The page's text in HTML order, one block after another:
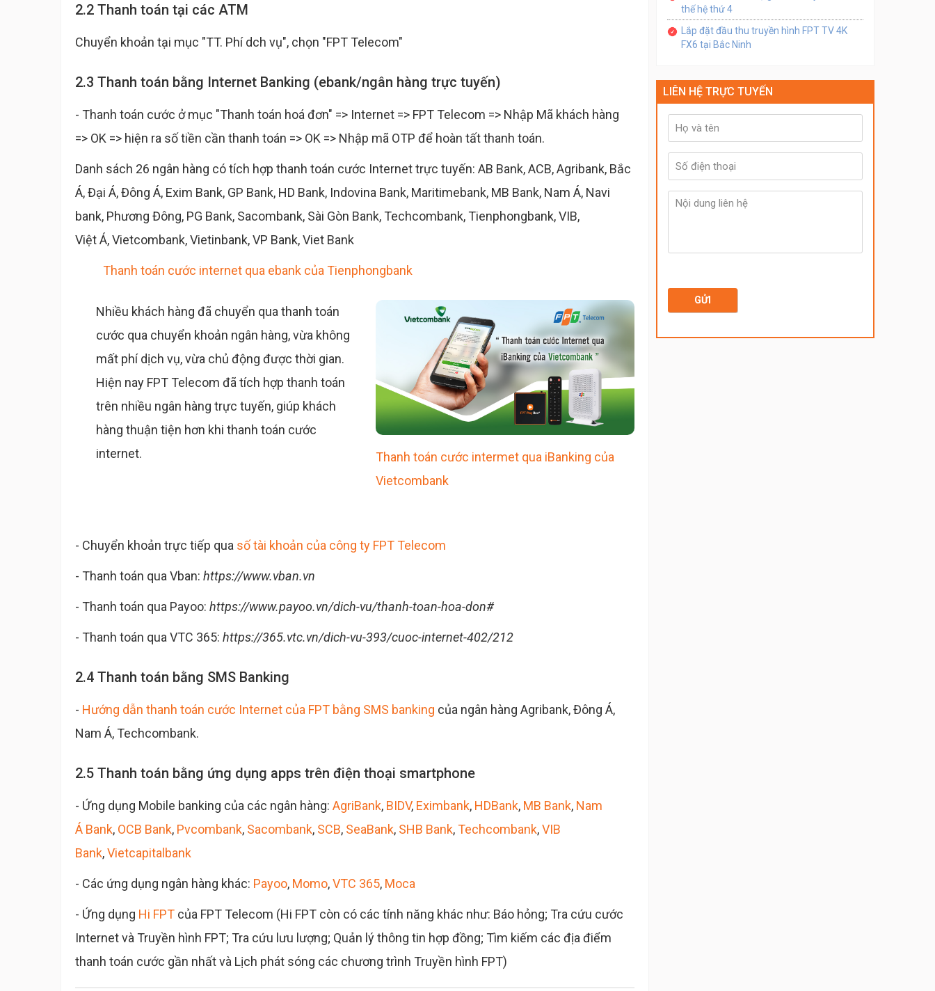
2.2 Thanh toán tại các ATM
Chuyển khoản tại mục "TT. Phí dch vụ", chọn "FPT Telecom"
2.3 Thanh toán bằng Internet Banking (ebank/ngân hàng trực tuyến)
- Thanh toán cước ở mục "Thanh toán hoá đơn" => Internet => FPT Telecom => Nhập Mã khách hàng
=> OK => hiện ra số tiền cần thanh toán => OK => Nhập mã OTP để hoàn tất thanh toán.
Danh sách 26 ngân hàng có tích hợp thanh toán cước Internet trực tuyến: AB Bank, ACB, Agribank, Bắc
Á, Đại Á, Đông Á, Exim Bank, GP Bank, HD Bank, Indovina Bank, Maritimebank, MB Bank, Nam Á, Navi
bank, Phương Đông, PG Bank, Sacombank, Sài Gòn Bank, Techcombank, Tienphongbank, VIB,
Việt Á, Vietcombank, Vietinbank, VP Bank, Viet Bank
Thanh toán cước internet qua ebank của Tienphongbank
Nhiều khách hàng đã chuyển qua thanh toán
cước qua chuyển khoản ngân hàng, vừa không
mất phí dịch vụ, vừa chủ động được thời gian.
Hiện nay FPT Telecom đã tích hợp thanh toán
trên nhiều ngân hàng trực tuyến, giúp khách
hàng thuận tiện hơn khi thanh toán cước
internet.
Thanh toán cước intermet qua iBanking của
Vietcombank
- Chuyển khoản trực tiếp qua số tài khoản của công ty FPT Telecom
- Thanh toán qua Vban: https://www.vban.vn
- Thanh toán qua Payoo: https://www.payoo.vn/dich-vu/thanh-toan-hoa-don#
- Thanh toán qua VTC 365: https://365.vtc.vn/dich-vu-393/cuoc-internet-402/212
2.4 Thanh toán bằng SMS Banking
- Hướng dẫn thanh toán cước Internet của FPT bằng SMS banking của ngân hàng Agribank, Đông Á,
Nam Á, Techcombank.
2.5 Thanh toán bằng ứng dụng apps trên điện thoại smartphone
- Ứng dụng Mobile banking của các ngân hàng: AgriBank, BIDV, Eximbank, HDBank, MB Bank, Nam
Á Bank, OCB Bank, Pvcombank, Sacombank, SCB, SeaBank, SHB Bank,Techcombank,VIB
Bank,Vietcapitalbank
- Các ứng dụng ngân hàng khác: Payoo, Momo,VTC 365, Moca
- Ứng dụng Hi FPT của FPT Telecom (Hi FPT còn có các tính năng khác như: Báo hỏng; Tra cứu cước
Internet và Truyền hình FPT; Tra cứu lưu lượng; Quản lý thông tin hợp đồng; Tìm kiếm các địa điểm
thanh toán cước gần nhất và Lịch phát sóng các chương trình Truyền hình FPT)
thế hệ thứ 4
Lắp đặt đầu thu truyền hình FPT TV 4K
FX6 tại Bắc Ninh
LIÊN HỆ TRỰC TUYẾN
GỬI